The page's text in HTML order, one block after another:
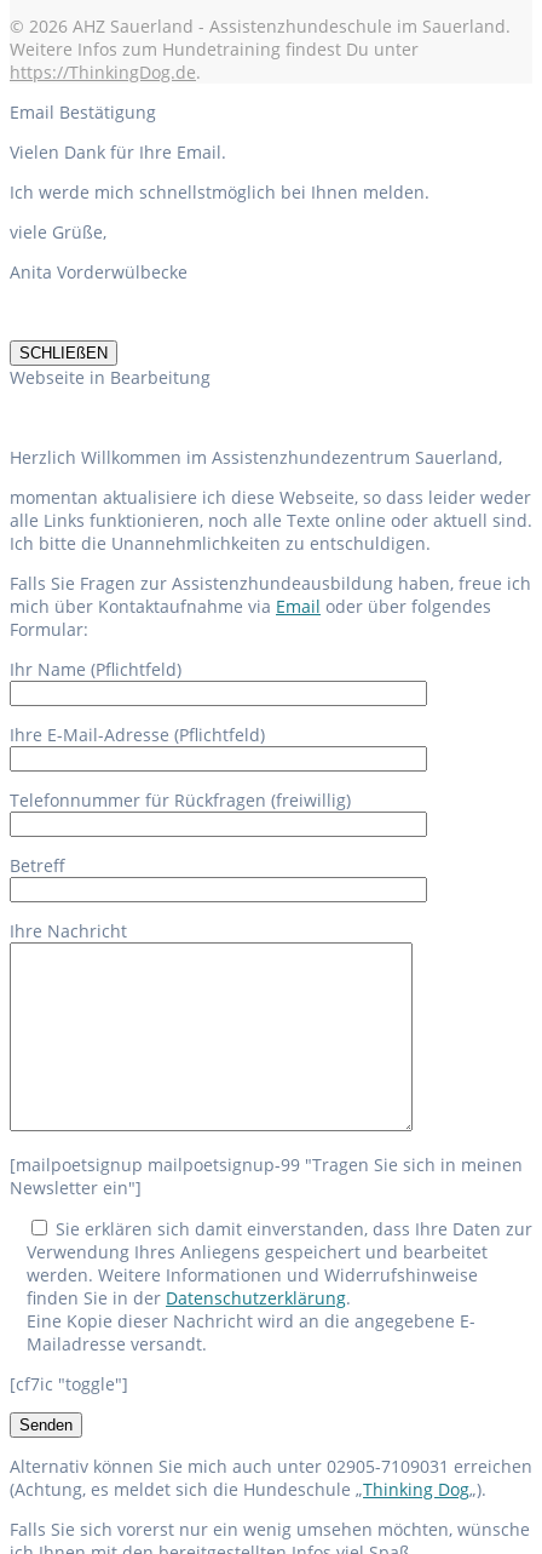
© 2026 AHZ Sauerland - Assistenzhundeschule im Sauerland.
Weitere Infos zum Hundetraining findest Du unter
https://ThinkingDog.de.
Email Bestätigung
Vielen Dank für Ihre Email.
Ich werde mich schnellstmöglich bei Ihnen melden.
viele Grüße,
Anita Vorderwülbecke
SCHLIEßEN
Webseite in Bearbeitung
Herzlich Willkommen im Assistenzhundezentrum Sauerland,
momentan aktualisiere ich diese Webseite, so dass leider weder
alle Links funktionieren, noch alle Texte online oder aktuell sind.
Ich bitte die Unannehmlichkeiten zu entschuldigen.
Falls Sie Fragen zur Assistenzhundeausbildung haben, freue ich
mich über Kontaktaufnahme via Email oder über folgendes
Formular:
Bitte lasse dieses Feld leer.
Ihr Name (Pflichtfeld)
Ihre E-Mail-Adresse (Pflichtfeld)
Telefonnummer für Rückfragen (freiwillig)
Betreff
Ihre Nachricht
[mailpoetsignup mailpoetsignup-99 "Tragen Sie sich in meinen
Newsletter ein"]
Sie erklären sich damit einverstanden, dass Ihre Daten zur
Verwendung Ihres Anliegens gespeichert und bearbeitet
werden. Weitere Informationen und Widerrufshinweise
finden Sie in der Datenschutzerklärung.
Eine Kopie dieser Nachricht wird an die angegebene E-
Mailadresse versandt.
[cf7ic "toggle"]
Alternativ können Sie mich auch unter 02905-7109031 erreichen
(Achtung, es meldet sich die Hundeschule „Thinking Dog„).
Falls Sie sich vorerst nur ein wenig umsehen möchten, wünsche